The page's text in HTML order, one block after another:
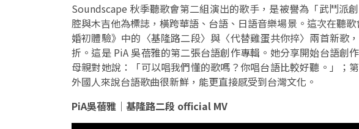
Soundscape 秋季聽歌會第二組演出的歌手，是被譽為「武鬥派
腔與木吉他為標誌，橫跨華語、台語、日語音樂場景。這次在聽
婚初體驗》中的〈基隆路二段〉與〈代替雞蛋共你捽〉兩首新歌
折。這是 PiA 吳蓓雅的第二張台語創作專輯。她分享開始台語創
母親對她說：「可以唱我們懂的歌嗎？你唱台語比較好聽。」；
外國人來說台語歌曲很新鮮，能更直接感受到台灣文化。
PiA吳蓓雅｜基隆路二段 official MV